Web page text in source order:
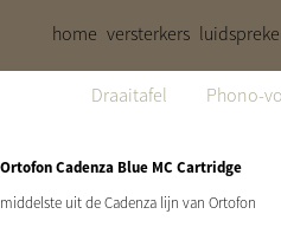
home versterkers
Draaitafel Phono-
Ortofon Cadenza Blue MC Cartridge
middelste uit de Cadenza lijn van Ortofon